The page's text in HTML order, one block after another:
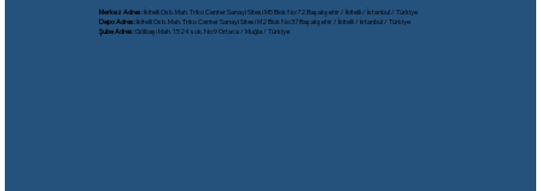
Merkez Adres:İkitelli Osb. Mah. Triko Center Sanayi Sitesi M5 Blok No:72 Başakşehir / İkitelli / İstanbul / Türkiye
Depo Adres:İkitelli Osb. Mah. Triko Center Sanayi Sitesi M2 Blok No:37 Başakşehir / İkitelli / İstanbul / Türkiye
Şube Adres:Gölbaşı Mah. 1524 sok. No:9 Ortaca / Muğla / Türkiye